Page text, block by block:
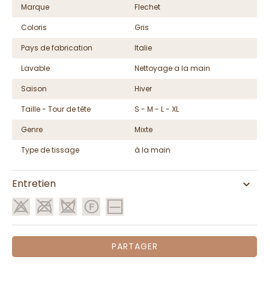
Marque
Flechet
Coloris
Gris
Pays de fabrication
Italie
Lavable
Nettoyage a la main
Saison
Hiver
Taille - Tour de tête
S - M - L - XL
Genre
Mixte
Type de tissage
à la main
Entretien
PARTAGER